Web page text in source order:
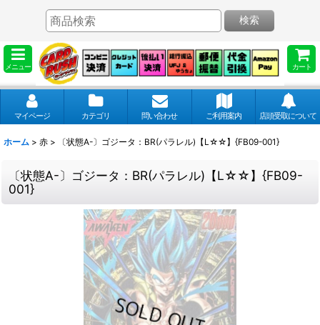
メニュー カート
検索
マイページ カテゴリ 問い合わせ ご利用案内 店頭受取について
ホーム > 赤 > 〔状態A-〕ゴジータ：BR(パラレル)【L☆☆】{FB09-001}
〔状態A-〕ゴジータ：BR(パラレル)【L☆☆】{FB09-
001}